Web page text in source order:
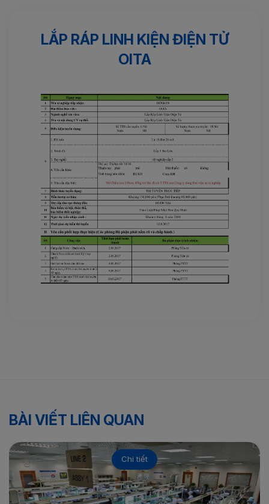
LẮP RÁP LINH KIỆN ĐIỆN TỬ
OITA
BÀI VIẾT LIÊN QUAN
Chi tiết